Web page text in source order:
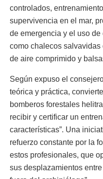
controlados,
supervivencia en el mar,
de emergencia y el uso
como chalecos
de aire comprimido y
Según expuso el
teórica y práctica,
bomberos forestales
recibir y certificar un
características”. Una
refuerzo constante por la
estos profesionales, que
sus desplazamientos